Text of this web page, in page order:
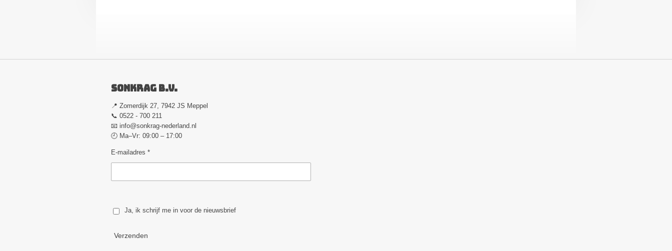
Sonkrag B.V.
📍 Zomerdijk 27, 7942 JS Meppel
📞 0522 - 700 211
📧 info@sonkrag-nederland.nl
🕘 Ma–Vr: 09:00 – 17:00
E-mailadres *
Ja, ik schrijf me in voor de nieuwsbrief
Verzenden